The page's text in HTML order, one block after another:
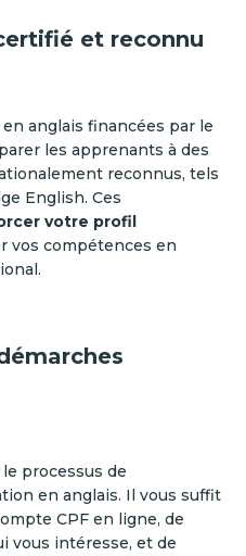
et reconnu
anglais financées par le
les apprenants à des
reconnus, tels
English. Ces
votre profil
vos compétences en
processus de
en anglais. Il vous suffit
CPF en ligne, de
vous intéresse, et de